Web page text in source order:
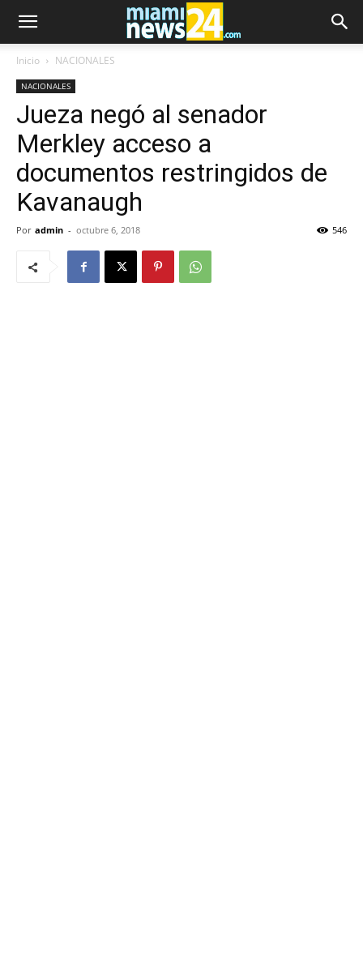
Inicio NACIONALES
NACIONALES
Jueza negó al senador
Merkley acceso a
documentos restringidos de
Kavanaugh
Por admin - octubre 6, 2018 546